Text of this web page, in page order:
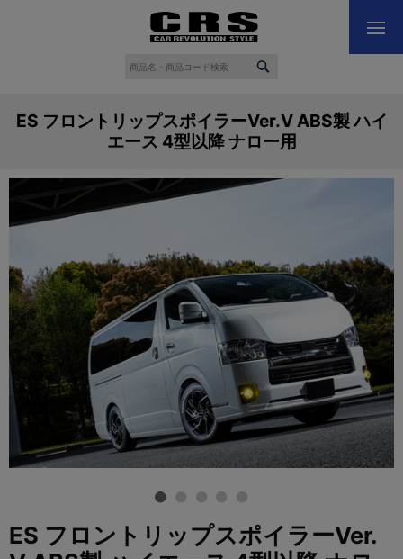
ES フロントリップスポイラーVer.V ABS製 ハイ
エース 4型以降 ナロー用
ES フロントリップスポイラーVer.